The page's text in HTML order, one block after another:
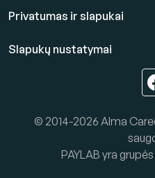
Privatumas ir slapukai
Slapukų nustatymai
© 2014-2026 Alma
PAYLAB yra grupės